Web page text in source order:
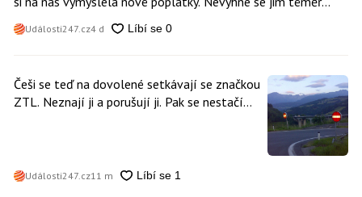
Události247.cz4 d
Češi se teď na dovolené setkávají se značkou
ZTL. Neznají ji a porušují ji. Pak se nestačí
Události247.cz11 m